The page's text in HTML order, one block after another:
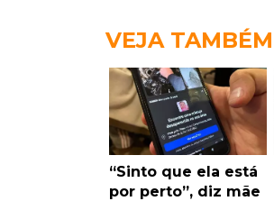
VEJA TAMBÉM
“Sinto que ela está
por perto”, diz mãe